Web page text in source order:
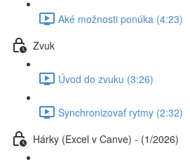
Aké možnosti ponúka (4:23)
Zvuk
Úvod do zvuku (3:26)
Synchronizovať rytmy (2:32)
Hárky (Excel v Canve) - (1/2026)